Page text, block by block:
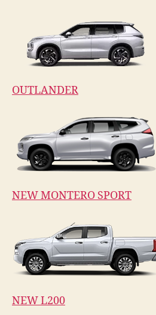
OUTLANDER
NEW MONTERO SPORT
NEW L200